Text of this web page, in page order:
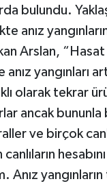
bulundu.
anız
Arslan,
yangınları
olarak tekrar
ancak
ve birçok
Anız